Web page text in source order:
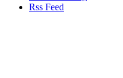
Rss Feed